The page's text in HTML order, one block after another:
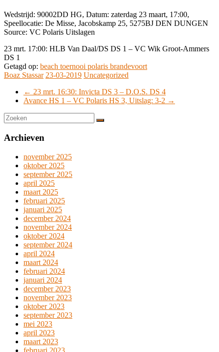
Wedstrijd: 90002DD HG, Datum: zaterdag 23 maart, 17:00,
Speellocatie: De Misse, Jacobskamp 25, 5275BJ DEN DUNGEN
Source: VC Polaris Uitslagen
23 mrt. 17:00: HLB Van Daal/DS DS 1 – VC Wik Groot-Ammers
DS 1
Getagd op: beach toernooi polaris brandevoort
Boaz Stassar 23-03-2019 Uncategorized
← 23 mrt. 16:30: Invicta DS 3 – D.O.S. DS 4
Avance HS 1 – VC Polaris HS 3, Uitslag: 3-2 →
Archieven
november 2025
oktober 2025
september 2025
april 2025
maart 2025
februari 2025
januari 2025
december 2024
november 2024
oktober 2024
september 2024
april 2024
maart 2024
februari 2024
januari 2024
december 2023
november 2023
oktober 2023
september 2023
mei 2023
april 2023
maart 2023
februari 2023